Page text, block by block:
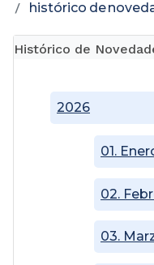
histórico de
Histórico de
2026
01.
02.
03.